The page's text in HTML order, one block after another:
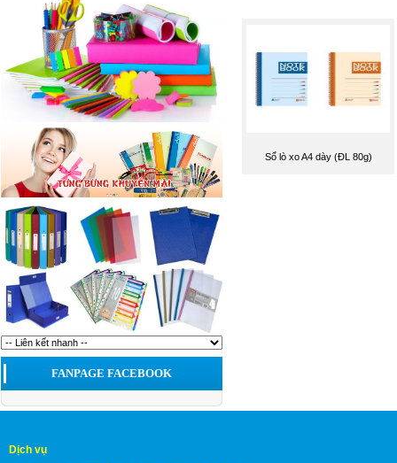
FANPAGE FACEBOOK
Sổ lò xo A4 dày (ĐL 80g)
Dịch vụ